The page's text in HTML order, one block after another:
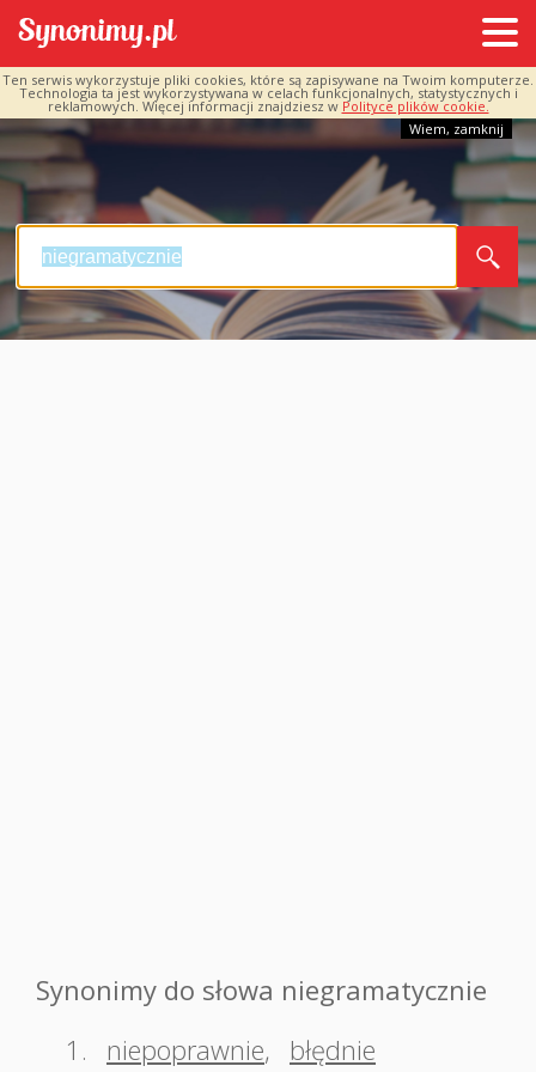
Ten serwis wykorzystuje pliki cookies, które są zapisywane na Twoim komputerze.
Technologia ta jest wykorzystywana w celach funkcjonalnych, statystycznych i
reklamowych. Więcej informacji znajdziesz w Polityce plików cookie.
Wiem, zamknij
Synonimy do słowa niegramatycznie
1.
niepoprawnie, błędnie